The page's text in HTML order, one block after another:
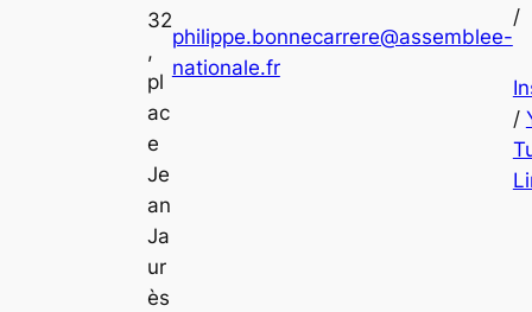
32
,
pl
ac
e
Je
an
Ja
ur
ès
philippe.bonnecarrere@assemblee-
nationale.fr
/
/